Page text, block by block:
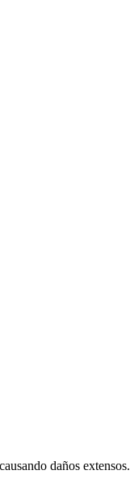
daños extensos.